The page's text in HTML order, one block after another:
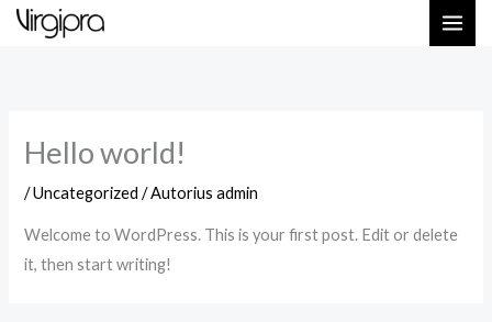
Pereiti
Hello world!
/Uncategorized / Autorius admin
Welcome to WordPress. This is your first post. Edit or delete
it, then start writing!